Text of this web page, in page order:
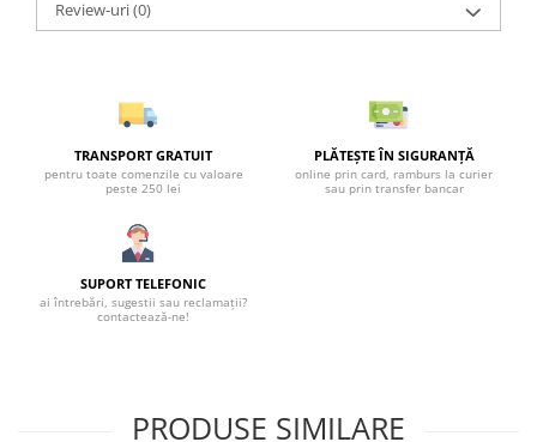
Review-uri(0)
TRANSPORT GRATUIT
pentru toate comenzile cu valoare
peste 250 lei
PLĂTEȘTE ÎN SIGURANȚĂ
online prin card, ramburs la curier
sau prin transfer bancar
SUPORT TELEFONIC
ai întrebări, sugestii sau reclamații?
contactează-ne!
PRODUSE SIMILARE